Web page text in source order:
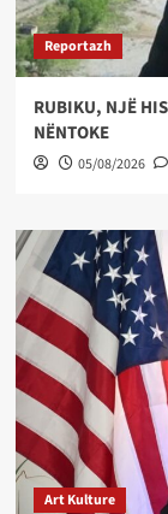
Reportazh
RUBIKU, NJË
NËNTOKE
05/08/2026
Art Kulture